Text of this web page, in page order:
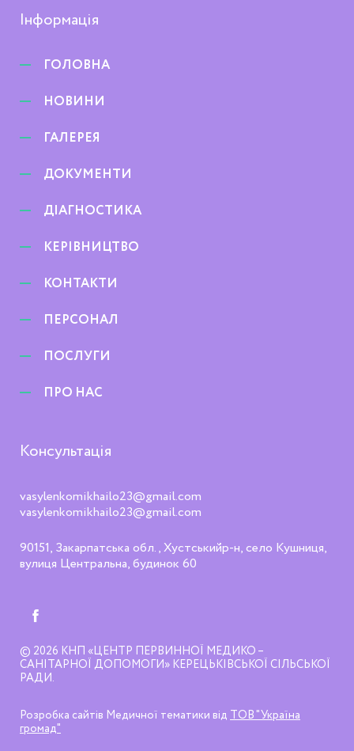
Інформація
ГОЛОВНА
НОВИНИ
ГАЛЕРЕЯ
ДОКУМЕНТИ
ДІАГНОСТИКА
КЕРІВНИЦТВО
КОНТАКТИ
ПЕРСОНАЛ
ПОСЛУГИ
ПРО НАС
Консультація
vasylenkomikhailo23@gmail.com
vasylenkomikhailo23@gmail.com
90151, Закарпатська обл., Хустськийр-н, село Кушниця,
вулиця Центральна, будинок 60
© 2026 КНП «ЦЕНТР ПЕРВИННОЇ МЕДИКО –
САНІТАРНОЇ ДОПОМОГИ» КЕРЕЦЬКІВСЬКОЇ СІЛЬСЬКОЇ
РАДИ
Розробка сайтів Медичної тематики від ТОВ "Україна
громад"